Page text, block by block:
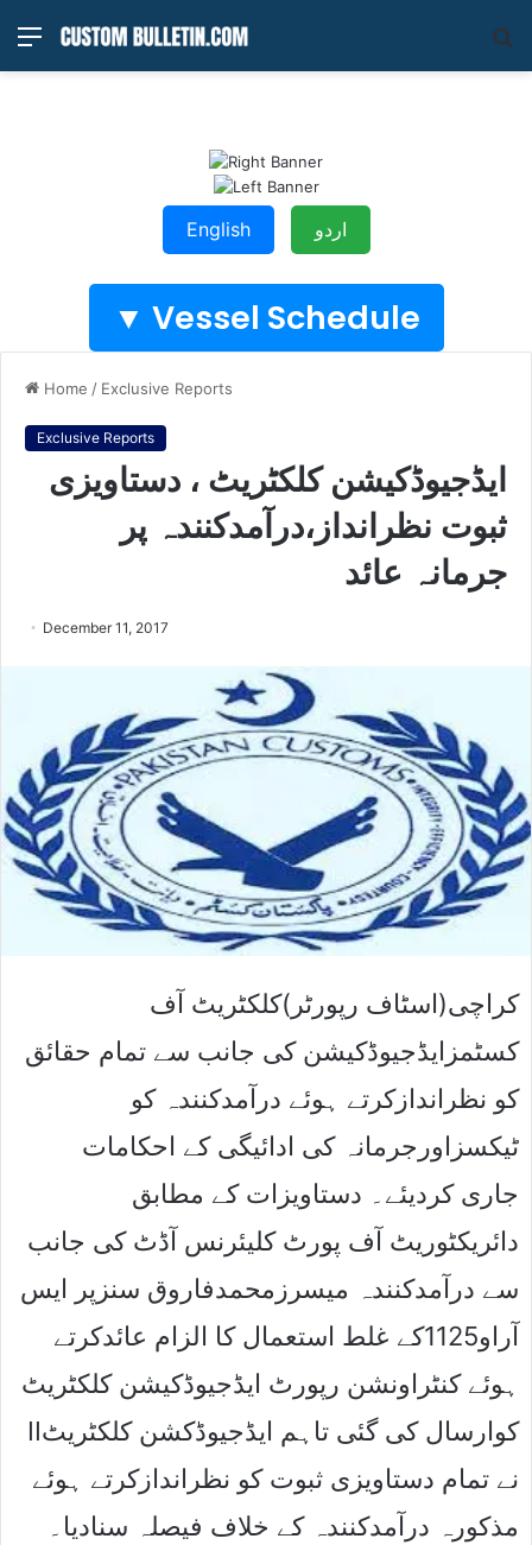
Menu
English اردو
Vessel Schedule ▼
Home / Exclusive Reports
Exclusive Reports
ایڈجیوڈکیشن کلکٹریٹ ، دستاویزی
ثبوت نظرانداز،درآمدکنندہ پر
جرمانہ عائد
December 11, 2017
کراچی(اسٹاف رپورٹر)کلکٹریٹ آف
کسٹمزایڈجیوڈکیشن کی جانب سے تمام حقائق
کو نظراندازکرتے ہوئے درآمدکنندہ کو
ٹیکسزاورجرمانہ کی ادائیگی کے احکامات
جاری کردیئے۔ دستاویزات کے مطابق
دائریکٹوریٹ آف پورٹ کلیئرنس آڈٹ کی جانب
سے درآمدکنندہ میسرزمحمدفاروق سنزپر ایس
آراو1125کے غلط استعمال کا الزام عائدکرتے
ہوئے کنٹراونشن رپورٹ ایڈجیوڈکیشن کلکٹریٹ
IIکوارسال کی گئی تاہم ایڈجیوڈکشن کلکٹریٹ
نے تمام دستاویزی ثبوت کو نظراندازکرتے ہوئے
مذکورہ درآمدکنندہ کے خلاف فیصلہ سنادیا۔